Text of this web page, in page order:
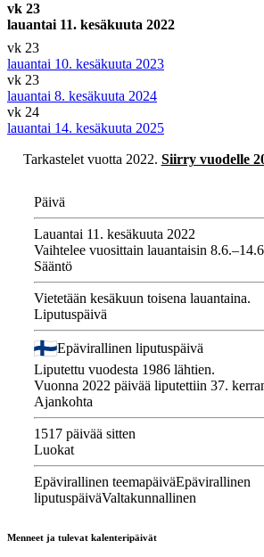
vk 23
lauantai 11. kesäkuuta 2022
vk 23
lauantai 10. kesäkuuta 2023
vk 23
lauantai 8. kesäkuuta 2024
vk 24
lauantai 14. kesäkuuta 2025
Tarkastelet vuotta 2022. Siirry vuodelle
Päivä
Lauantai 11. kesäkuuta 2022
Vaihtelee vuosittain lauantaisin
Sääntö
Vietetään kesäkuun toisena lauantaina.
Liputuspäivä
Epävirallinen liputuspäivä
Liputettu vuodesta 1986 lähtien.
Vuonna 2022 päivää liputettiin 37.
Ajankohta
1517 päivää sitten
Luokat
Epävirallinen teemapäiväEpävirallinen
liputuspäiväValtakunnallinen
Menneet ja tulevat kalenteripäivät